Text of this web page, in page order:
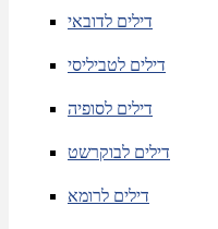
דילים לדובאי
דילים לטביליסי
דילים לסופיה
דילים לבוקרשט
דילים לרומא